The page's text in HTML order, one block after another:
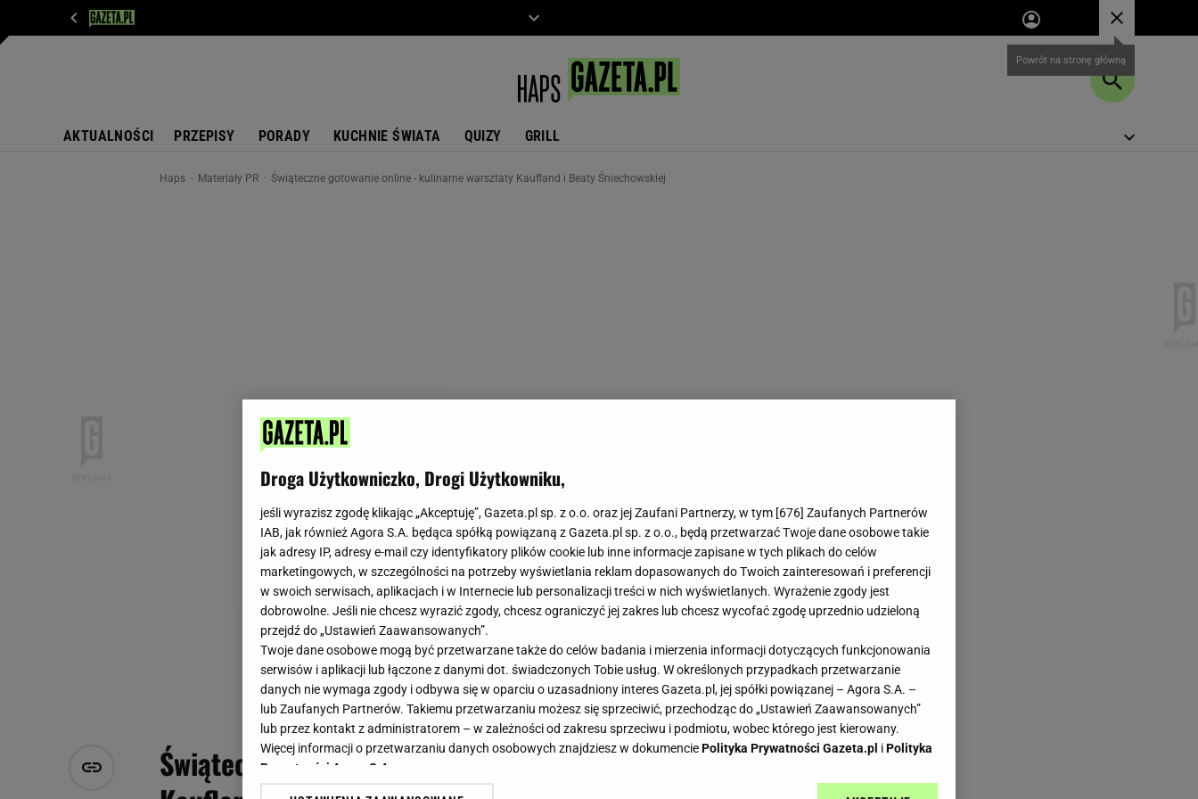
AKTUALNOŚCI PRZEPISY PORADY KUCHNIE ŚWIATA QUIZY GRILL
Haps Materiały PR Świąteczne gotowanie online - kulinarne warsztaty Kaufland i Beaty Śniechowskiej
Świąteczne gotowanie online - kulinarne warsztaty
Droga Użytkowniczko, Drogi Użytkowniku,
jeśli wyrazisz zgodę klikając „Akceptuję”, Gazeta.pl sp. z o.o. oraz jej Zaufani Partnerzy, w tym [676] Zaufanych Partnerów
IAB, jak również Agora S.A. będąca spółką powiązaną z Gazeta.pl sp. z o.o., będą przetwarzać Twoje dane osobowe takie
jak adresy IP, adresy e-mail czy identyfikatory plików cookie lub inne informacje zapisane w tych plikach do celów
marketingowych, w szczególności na potrzeby wyświetlania reklam dopasowanych do Twoich zainteresowań i preferencji
w swoich serwisach, aplikacjach i w Internecie lub personalizacji treści w nich wyświetlanych. Wyrażenie zgody jest
dobrowolne. Jeśli nie chcesz wyrazić zgody, chcesz ograniczyć jej zakres lub chcesz wycofać zgodę uprzednio udzieloną
przejdź do „Ustawień Zaawansowanych”.
Twoje dane osobowe mogą być przetwarzane także do celów badania i mierzenia informacji dotyczących funkcjonowania
serwisów i aplikacji lub łączone z danymi dot. świadczonych Tobie usług. W określonych przypadkach przetwarzanie
danych nie wymaga zgody i odbywa się w oparciu o uzasadniony interes Gazeta.pl, jej spółki powiązanej – Agora S.A. –
lub Zaufanych Partnerów. Takiemu przetwarzaniu możesz się sprzeciwić, przechodząc do „Ustawień Zaawansowanych”
lub przez kontakt z administratorem – w zależności od zakresu sprzeciwu i podmiotu, wobec którego jest kierowany.
Więcej informacji o przetwarzaniu danych osobowych znajdziesz w dokumenciePolityka Prywatności Gazeta.pl iPolityka
Prywatności Agora S.A.